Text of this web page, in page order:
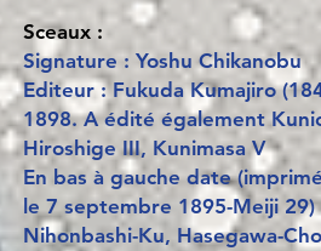
Sceaux :
Signature : Yoshu Chikanobu
Editeur : Fukuda Kumajiro
1898. A édité également
Hiroshige III, Kunimasa V
En bas à gauche date
le 7 septembre 1895-Meiji
Nihonbashi-Ku, Hasegawa-